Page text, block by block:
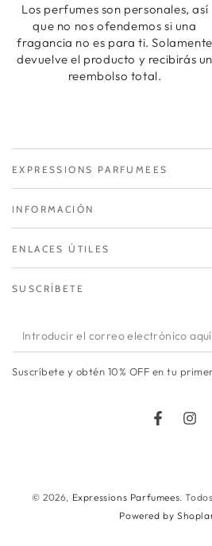
Los perfumes son personales, así
que no nos ofendemos si una
fragancia no es para ti. Solamente
devuelve el producto y recibirás un
reembolso total.
EXPRESSIONS PARFUMEES
INFORMACIÓN
ENLACES ÚTILES
SUSCRÍBETE
Introducir
el
correo
Suscríbete y obtén 10% OFF en tu
Facebook
© 2026, Expressions Parfumees.
Powered by